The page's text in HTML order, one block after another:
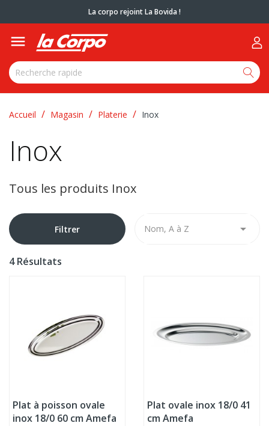
La corpo rejoint La Bovida !

Accueil Magasin Platerie Inox
Inox
Tous les produits Inox
Filtrer Nom, A à Z 
4 Résultats
Plat à poisson ovale
inox 18/0 60 cm Amefa
Plat ovale inox 18/0 41
cm Amefa